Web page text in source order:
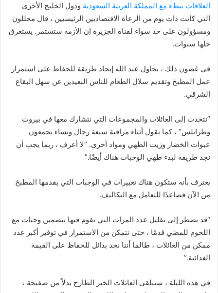
العلاقات ببطء مع المملكة العربية السعودية ودول الخليج الأخرى
التي كانت ذات يوم من الرعاة الاقتصاديين الرئيسيين ، قال محللون
ومسؤولون على حد سواء لقناة الجزيرة إن الأزمة ستستمر. يستغرق
حلها سنوات.
في غضون ذلك ، يحاول عبد الله إيجاد طريقة للحفاظ على استمرار
عمل المطبخ وتقديم سلال الطعام للناس البعيدين عن سهل البقاع
الشرقي.
“نتحدث إلى العائلات والمجموعات التي نتشارك معها في بيروت
وطرابلس” ، كما يقول أثناء مراقبة سبعة رجال ونساء يجمعون
عبوات الخضار وزيت الطهي ومواد أخرى. “لا أعرف ، ربما يجب أن
نجد طريقة لبدء طهي الوجبات هناك أيضًا.”
يعترف بأنه ستكون هناك تغييرات في الوجبات التي يقدمها المطبخ
من الآن فصاعدًا للتعامل مع التكاليف.
“قد نضطر إلى تقليل عدد المرات التي نقوم فيها بتضمين وجبات مع
اللحوم للمضي قدمًا ، حتى نتمكن من الاستمرار في توفير أكبر عدد
ممكن من العائلات ، طالما أننا نجد بدائل للحفاظ على القيمة
الغذائية.”
في هذه الليلة ، ستتلقى العائلات الخبز الطازج بدلاً من صفيحة ،